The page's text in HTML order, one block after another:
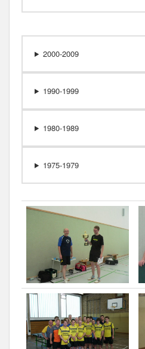
2000-2009
1990-1999
1980-1989
1975-1979